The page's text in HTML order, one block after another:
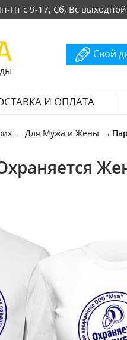
Пт с 9-17, Сб, Вс выходной
Свой
И ОПЛАТА
Для Мужа и Жены